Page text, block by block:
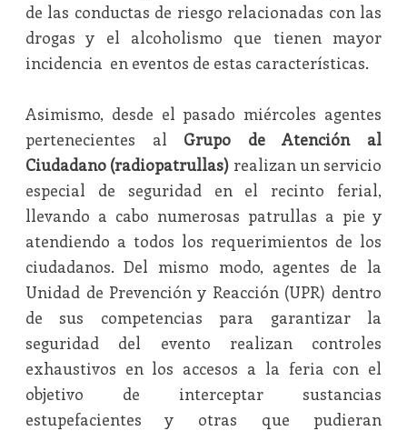
de las conductas de riesgo relacionadas con las
drogas y el alcoholismo que tienen mayor
incidencia en eventos de estas características.
Asimismo, desde el pasado miércoles agentes
pertenecientes al Grupo de Atención al
Ciudadano (radiopatrullas) realizan un servicio
especial de seguridad en el recinto ferial,
llevando a cabo numerosas patrullas a pie y
atendiendo a todos los requerimientos de los
ciudadanos. Del mismo modo, agentes de la
Unidad de Prevención y Reacción (UPR) dentro
de sus competencias para garantizar la
seguridad del evento realizan controles
exhaustivos en los accesos a la feria con el
objetivo de interceptar sustancias
estupefacientes y otras que pudieran